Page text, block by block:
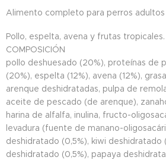
Alimento completo para perros adultos
Pollo, espelta, avena y frutas tropicales.
COMPOSICIÓN
pollo deshuesado (20%), proteínas de
(20%), espelta (12%), avena (12%),
arenque deshidratadas, pulpa de
aceite de pescado (de arenque),
harina de alfalfa, inulina, fructo-
levadura (fuente de manano-
deshidratado (0,5%), kiwi deshidratado
deshidratado (0,5%), papaya